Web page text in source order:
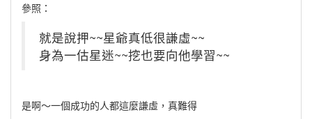
參照：
就是說押~~星爺真低很謙虛~~
身為一估星迷~~挖也要向他學習~~
是啊～一個成功的人都這麼謙虛，真難得